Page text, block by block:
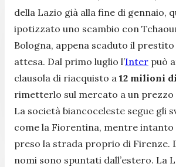
della Lazio già alla fine di gennaio,
ipotizzato uno scambio con
Bologna, appena scaduto il prestito
attesa. Dal primo luglio l’Inter può
clausola di riacquisto a 12 milioni
rimetterlo sul mercato a un prezzo
La società biancoceleste segue gli
come la Fiorentina, mentre intanto
preso la strada proprio di Firenze.
nomi sono spuntati dall’estero. La